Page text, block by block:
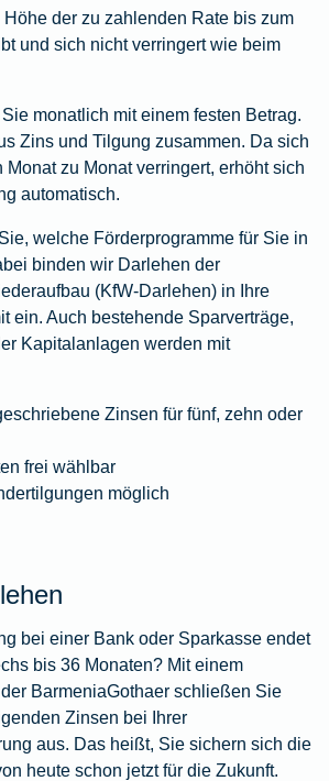
der zu zahlenden Rate bis zum
und sich nicht verringert wie beim
monatlich mit einem festen Betrag.
Zins und Tilgung zusammen. Da sich
zu Monat verringert, erhöht sich
automatisch.
welche Förderprogramme für Sie in
binden wir Darlehen der
(KfW-Darlehen) in Ihre
ein. Auch bestehende Sparverträge,
Kapitalanlagen werden mit
Zinsen für fünf, zehn oder
frei wählbar
möglich
bei einer Bank oder Sparkasse endet
bis 36 Monaten? Mit einem
BarmeniaGothaer schließen Sie
Zinsen bei Ihrer
aus. Das heißt, Sie sichern sich die
heute schon jetzt für die Zukunft.